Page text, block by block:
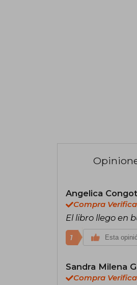
Angelica
Compra
El libro llego en
1 Esta
Sandra Milena
Compra